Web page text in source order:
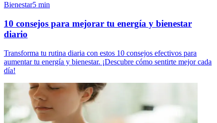
Bienestar5 min
10 consejos para mejorar tu energía y bienestar
diario
Transforma tu rutina diaria con estos 10 consejos efectivos para
aumentar tu energía y bienestar. ¡Descubre cómo sentirte mejor cada
día!